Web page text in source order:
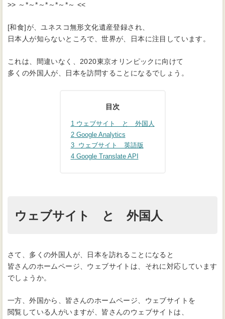
>> ～*～*～*～*～*～ <<
[和食]が、ユネスコ無形文化遺産登録され、
日本人が知らないところで、世界が、日本に注目しています。
これは、間違いなく、2020東京オリンピックに向けて
多くの外国人が、日本を訪問することになるでしょう。
目次
1ウェブサイト と 外国人
2Google Analytics
3ウェブサイト 英語版
4Google Translate API
ウェブサイト と 外国人
さて、多くの外国人が、日本を訪れることになると
皆さんのホームページ、ウェブサイトは、それに対応しています
でしょうか。
一方、外国から、皆さんのホームページ、ウェブサイトを
閲覧している人がいますが、皆さんのウェブサイトは、